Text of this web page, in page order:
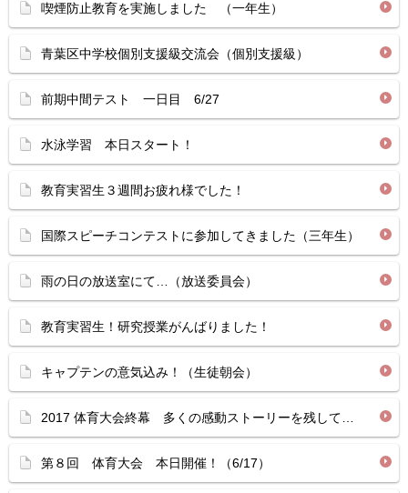
喫煙防止教育を実施しました （一年生）
青葉区中学校個別支援級交流会（個別支援級）
前期中間テスト 一日目 6/27
水泳学習 本日スタート！
教育実習生３週間お疲れ様でした！
国際スピーチコンテストに参加してきました（三年生）
雨の日の放送室にて…（放送委員会）
教育実習生！研究授業がんばりました！
キャプテンの意気込み！（生徒朝会）
2017 体育大会終幕 多くの感動ストーリーを残して…
第８回 体育大会 本日開催！（6/17）